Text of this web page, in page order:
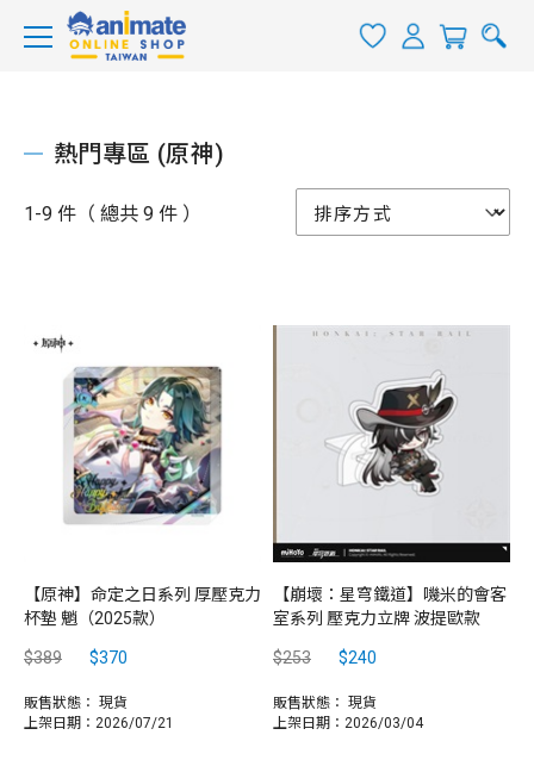
熱門專區 (原神)
1-9 件（ 總共 9 件 ）
【原神】命定之日系列 厚壓克力
杯墊 魈（2025款）
$389 $370
販售狀態： 現貨
上架日期：2026/07/21
【崩壞：星穹鐵道】嘰米的會客
室系列 壓克力立牌 波提歐款
$253 $240
販售狀態： 現貨
上架日期：2026/03/04